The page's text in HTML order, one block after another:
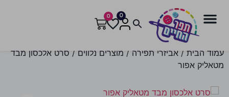
0
0
עמוד הבית / אביזרי תפירה / מוצרים נלווים / סרט אלכסון מבד
מטאליק אפור